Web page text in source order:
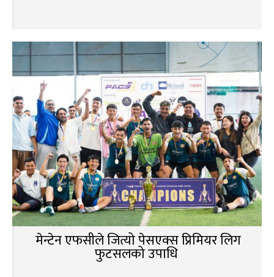
मेन्टेन एफसीले जित्यो पेसएक्स प्रिमियर लिग
फुटसलको उपाधि